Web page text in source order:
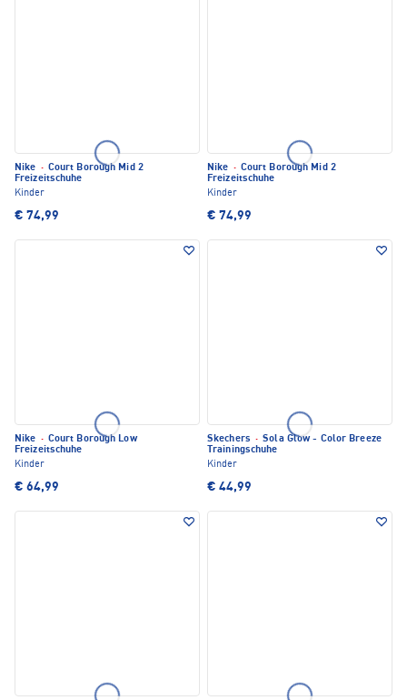
Nike · Court Borough Mid 2
Freizeitschuhe
Kinder
€ 74,99
Nike · Court Borough Mid 2
Freizeitschuhe
Kinder
€ 74,99
Nike · Court Borough Low
Freizeitschuhe
Kinder
€ 64,99
Skechers · Sola Glow - Color Breeze
Trainingschuhe
Kinder
€ 44,99